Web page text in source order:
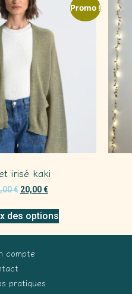
Promo !
irisé kaki
€ 20,00€
des options
compte
pratiques